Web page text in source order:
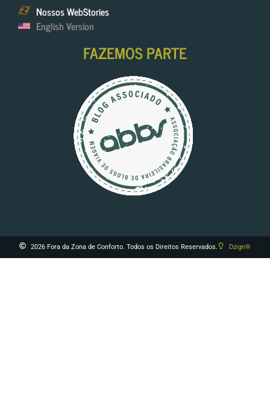
Nossos WebStories
English Version
FAZEMOS PARTE
2026 Fora da Zona de Conforto. Todos os Direitos Reservados. Dzign®